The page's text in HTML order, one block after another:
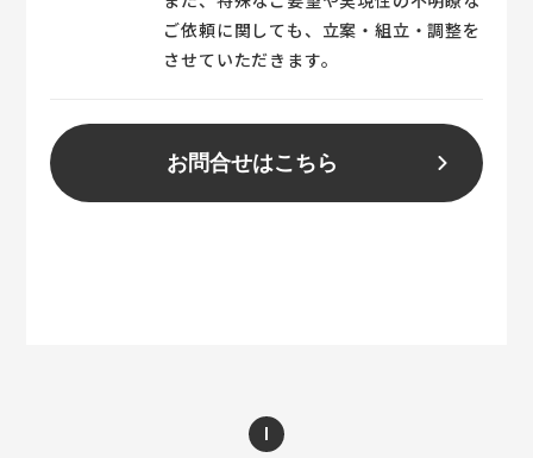
ご依頼に関しても、立案・組立・調整を
させていただきます。
お問合せはこちら
1